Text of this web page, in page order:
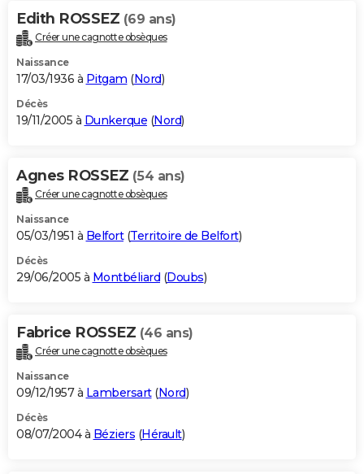
Edith ROSSEZ (69 ans)
Créer une cagnotte obsèques
Naissance
17/03/1936 à Pitgam (Nord)
Décès
19/11/2005 à Dunkerque (Nord)
Agnes ROSSEZ (54 ans)
Créer une cagnotte obsèques
Naissance
05/03/1951 à Belfort(Territoire de Belfort)
Décès
29/06/2005 à Montbéliard (Doubs)
Fabrice ROSSEZ (46 ans)
Créer une cagnotte obsèques
Naissance
09/12/1957 à Lambersart(Nord)
Décès
08/07/2004 à Béziers (Hérault)